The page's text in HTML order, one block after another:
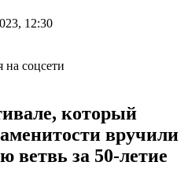
12:30
который
вручили
ветвь за 50-летие